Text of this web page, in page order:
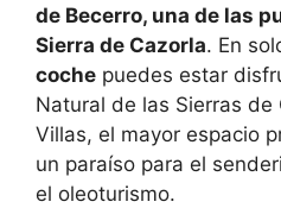
de Becerro, una de las
Sierra de Cazorla. En
coche puedes estar
Natural de las Sierras de
Villas, el mayor espacio
un paraíso para el
el oleoturismo.